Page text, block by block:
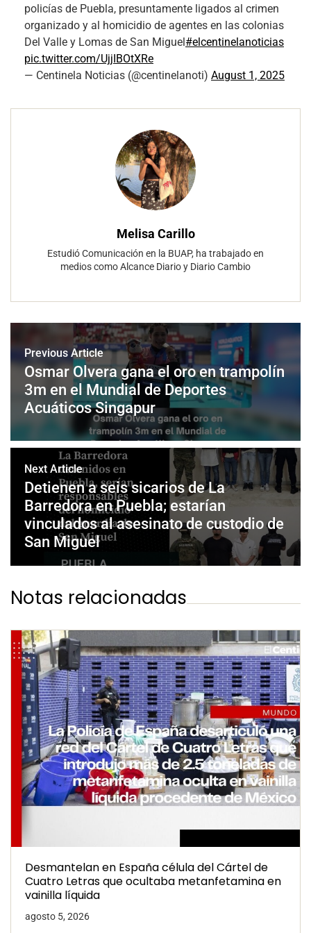
policías de Puebla, presuntamente ligados al crimen
organizado y al homicidio de agentes en las colonias
Del Valle y Lomas de San Miguel#elcentinelanoticias
pic.twitter.com/UjjIBOtXRe
— Centinela Noticias (@centinelanoti) August 1, 2025
Melisa Carillo
Estudió Comunicación en la BUAP, ha trabajado en
medios como Alcance Diario y Diario Cambio
Previous Article
Osmar Olvera gana el oro en trampolín
3m en el Mundial de Deportes
Acuáticos Singapur
Next Article
Detienen a seis sicarios de La
Barredora en Puebla; estarían
vinculados al asesinato de custodio de
San Miguel
Notas relacionadas
Desmantelan en España célula del Cártel de
Cuatro Letras que ocultaba metanfetamina en
vainilla líquida
agosto 5, 2026